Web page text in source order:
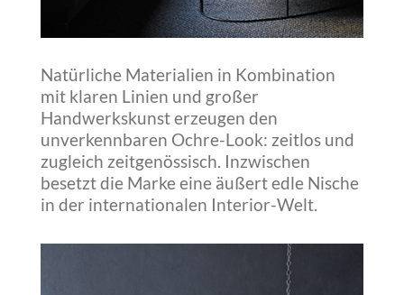
Natürliche Materialien in Kombination
mit klaren Linien und großer
Handwerkskunst erzeugen den
unverkennbaren Ochre-Look: zeitlos und
zugleich zeitgenössisch. Inzwischen
besetzt die Marke eine äußert edle Nische
in der internationalen Interior-Welt.